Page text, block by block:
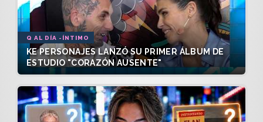
Q AL DÍA -ÍNTIMO
KE PERSONAJES LANZÓ SU PRIMER ÁLBUM DE
ESTUDIO "CORAZÓN AUSENTE"